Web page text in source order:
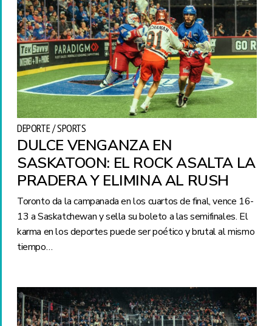
DEPORTE / SPORTS
DULCE VENGANZA EN
SASKATOON: EL ROCK ASALTA LA
PRADERA Y ELIMINA AL RUSH
Toronto da la campanada en los cuartos de final, vence 16-
13 a Saskatchewan y sella su boleto a las semifinales. El
karma en los deportes puede ser poético y brutal al mismo
tiempo…